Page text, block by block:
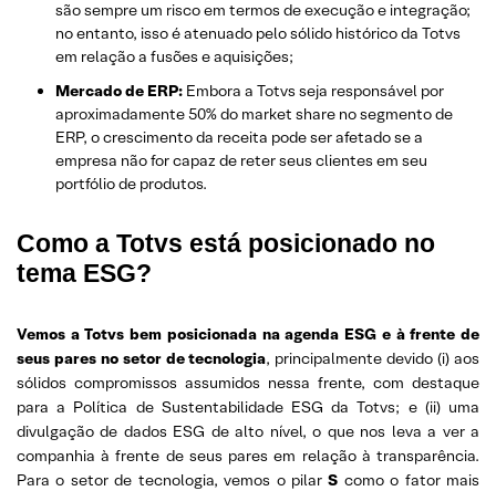
são sempre um risco em termos de execução e integração;
no entanto, isso é atenuado pelo sólido histórico da Totvs
em relação a fusões e aquisições;
Mercado de ERP: Embora a Totvs seja responsável por
aproximadamente 50% do market share no segmento de
ERP, o crescimento da receita pode ser afetado se a
empresa não for capaz de reter seus clientes em seu
portfólio de produtos.
Como a Totvs está posicionado no
tema ESG?
Vemos a Totvs bem posicionada na agenda ESG e à frente de
seus pares no setor de tecnologia, principalmente devido (i) aos
sólidos compromissos assumidos nessa frente, com destaque
para a Política de Sustentabilidade ESG da Totvs; e (ii) uma
divulgação de dados ESG de alto nível, o que nos leva a ver a
companhia à frente de seus pares em relação à transparência.
Para o setor de tecnologia, vemos o pilarS como o fator mais